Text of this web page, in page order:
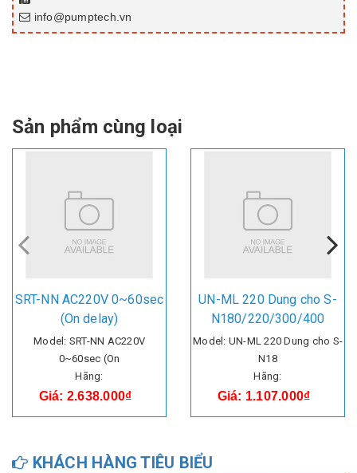
info@pumptech.vn
Sản phẩm cùng loại
SRT-NN AC220V 0~60sec
(On delay)
Model: SRT-NN AC220V
0~60sec (On
Hãng:
Giá: 2.638.000₫
UN-ML 220 Dung cho S-
N180/220/300/400
Model: UN-ML 220 Dung cho S-
N18
Hãng:
Giá: 1.107.000₫
KHÁCH HÀNG TIÊU BIỂU